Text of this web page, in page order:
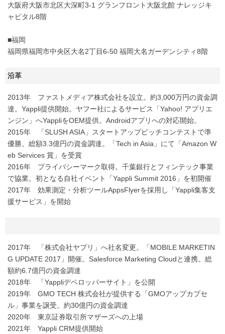
大阪府大阪市北区大深町3-1 グランフロント大阪北館 ナレッジキ
ャピタル8階
■福岡
福岡県福岡市中央区大名2丁目6-50 福岡大名ガーデンシティ8階
沿革
2013年 ファストメディア株式会社を設立。約3,000万円の資金調
達。Yappli提供開始。ヤフー社によるサービス「Yahoo! アプリエ
ンジン」へYappliをOEM提供。Androidアプリへの対応開始。
2015年 「SLUSH ASIA」スタートアップピッチコンテストで準
優勝。総額3.3億円の資金調達。「Tech in Asia」にて「Amazon W
eb Services 賞」を受賞
2016年 プライバシーマーク取得。千葉銀行とフィンテック事業
で協業。初となる自社イベント「Yappli Summit 2016」を初開催
2017年 効果測定・分析ツールAppsFlyerを採用し「Yappli集客支
援サービス」を開始
2017年 「株式会社ヤプリ」へ社名変更。「MOBILE MARKETIN
G UPDATE 2017」開催。Salesforce Marketing Cloudと連携。総
額約6.7億円の資金調達
2018年 「Yappliデベロッパーサイト」を公開
2019年 GMO TECH 株式会社が提供する「GMOアップカプセ
ル」事業を譲受。約30億円の資金調達
2020年 東京証券取引所マザーズへの上場
2021年 Yappli CRM提供開始